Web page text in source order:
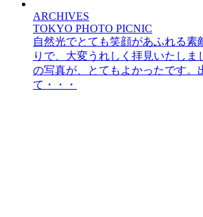
ARCHIVES
TOKYO PHOTO PICNIC
自然光でとても笑顔があふれる素
りで、大変うれしく拝見いたしま
の写真が、とてもよかったです。
て・・・